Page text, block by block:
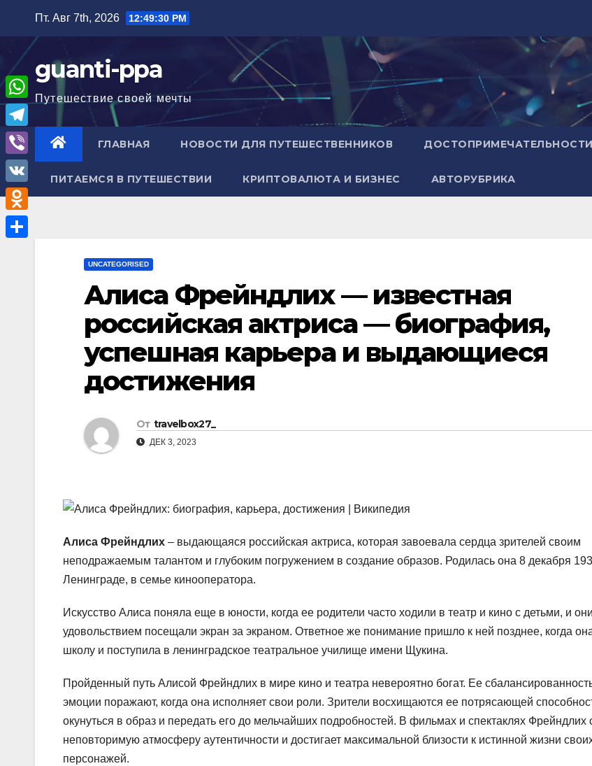
содержимому
Пт. Авг 7th, 2026 12:49:31 PM
guanti-ppa
Путешествие своей мечты
ГЛАВНАЯ НОВОСТИ ДЛЯ ПУТЕШЕСТВЕННИКОВ ДОСТОПРИМЕЧАТЕЛЬНОСТИ
ПИТАЕМСЯ В ПУТЕШЕСТВИИ КРИПТОВАЛЮТА И БИЗНЕС АВТОРУБРИКА
UNCATEGORISED
Алиса Фрейндлих — известная
российская актриса — биография,
успешная карьера и выдающиеся
достижения
От travelbox27_
ДЕК 3, 2023
Алиса Фрейндлих – выдающаяся российская актриса, которая завоевала сердца зрителей своим
неподражаемым талантом и глубоким погружением в создание образов. Родилась она 8 декабря
Ленинграде, в семье кинооператора.
Искусство Алиса поняла еще в юности, когда ее родители часто ходили в театр и кино с детьми, и
удовольствием посещали экран за экраном. Ответное же понимание пришло к ней позднее, когда
школу и поступила в ленинградское театральное училище имени Щукина.
Пройденный путь Алисой Фрейндлих в мире кино и театра невероятно богат. Ее
эмоции поражают, когда она исполняет свои роли. Зрители восхищаются ее потрясающей
окунуться в образ и передать его до мельчайших подробностей. В фильмах и спектаклях Фрейндлих
неповторимую атмосферу аутентичности и достигает максимальной близости к истинной жизни
персонажей.
W
h
a
A
T
e
l
e
g
V
i
b
e
V
K
O